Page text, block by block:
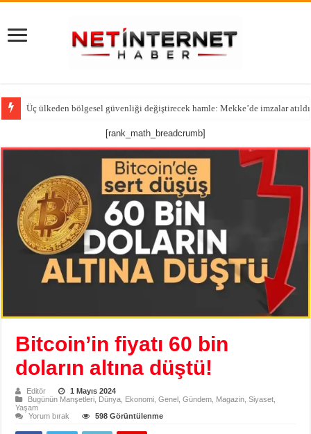
Üç ülkeden bölgesel güvenliği değiştirecek hamle: Mekke’de imzalar atıldı
[rank_math_breadcrumb]
Bitcoin’in fiyatı 60 bin
doların altına düştü!
Editör
1 Mayıs 2024
Bugünün Manşetleri Dünya Ekonomi ,Genel ,Gündem Magazin ,Siyaset
Yaşam
Yorum bırak
598 Görüntülenme